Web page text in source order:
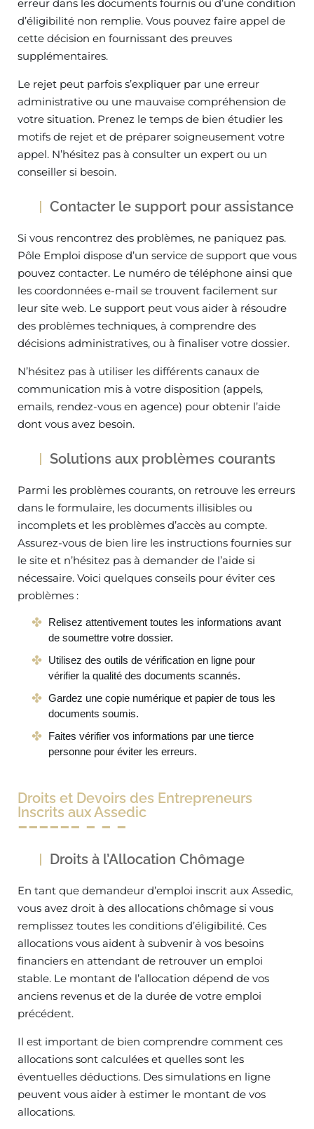
erreur dans les documents fournis ou d’une condition
d’éligibilité non remplie. Vous pouvez faire appel de
cette décision en fournissant des preuves
supplémentaires.
Le rejet peut parfois s’expliquer par une erreur
administrative ou une mauvaise compréhension de
votre situation. Prenez le temps de bien étudier les
motifs de rejet et de préparer soigneusement votre
appel. N’hésitez pas à consulter un expert ou un
conseiller si besoin.
Contacter le support pour assistance
Si vous rencontrez des problèmes, ne paniquez pas.
Pôle Emploi dispose d’un service de support que vous
pouvez contacter. Le numéro de téléphone ainsi que
les coordonnées e-mail se trouvent facilement sur
leur site web. Le support peut vous aider à résoudre
des problèmes techniques, à comprendre des
décisions administratives, ou à finaliser votre dossier.
N’hésitez pas à utiliser les différents canaux de
communication mis à votre disposition (appels,
emails, rendez-vous en agence) pour obtenir l’aide
dont vous avez besoin.
Solutions aux problèmes courants
Parmi les problèmes courants, on retrouve les erreurs
dans le formulaire, les documents illisibles ou
incomplets et les problèmes d’accès au compte.
Assurez-vous de bien lire les instructions fournies sur
le site et n’hésitez pas à demander de l’aide si
nécessaire. Voici quelques conseils pour éviter ces
problèmes :
Relisez attentivement toutes les informations avant
de soumettre votre dossier.
Utilisez des outils de vérification en ligne pour
vérifier la qualité des documents scannés.
Gardez une copie numérique et papier de tous les
documents soumis.
Faites vérifier vos informations par une tierce
personne pour éviter les erreurs.
Droits et Devoirs des Entrepreneurs
Inscrits aux Assedic
Droits à l’Allocation Chômage
En tant que demandeur d’emploi inscrit aux Assedic,
vous avez droit à des allocations chômage si vous
remplissez toutes les conditions d’éligibilité. Ces
allocations vous aident à subvenir à vos besoins
financiers en attendant de retrouver un emploi
stable. Le montant de l’allocation dépend de vos
anciens revenus et de la durée de votre emploi
précédent.
Il est important de bien comprendre comment ces
allocations sont calculées et quelles sont les
éventuelles déductions. Des simulations en ligne
peuvent vous aider à estimer le montant de vos
allocations.